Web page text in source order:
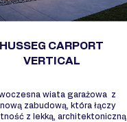
HUSSEG CARPORT
VERTICAL
wiata garażowa z
zabudową, która łączy
z lekką, architektoniczną